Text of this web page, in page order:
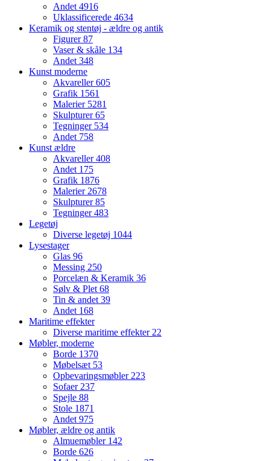
Andet4916
Uklassificerede 4634
Keramik og stentøj - ældre og antik
Figurer87
Vaser & skåle 134
Andet348
Kunst moderne
Akvareller605
Grafik 1561
Malerier 5281
Skulpturer65
Tegninger 534
Andet 758
Kunst ældre
Akvareller408
Andet 175
Grafik 1876
Malerier2678
Skulpturer85
Tegninger483
Legetøj
Diverse legetøj 1044
Lysestager
Glas 96
Messing 250
Porcelæn & Keramik 36
Sølv & Plet68
Tin & andet39
Andet 168
Maritime effekter
Diverse maritime effekter22
Møbler, moderne
Borde 1370
Møbelsæt 53
Opbevaringsmøbler223
Sofaer237
Spejle 88
Stole 1871
Andet975
Møbler, ældre og antik
Almuemøbler 142
Borde 626